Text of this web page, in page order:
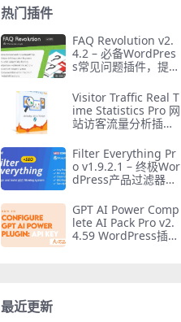
热门插件
FAQ Revolution v2.
4.2 – 必备WordPres
s常见问题插件，提升
Visitor Traffic Real T
ime Statistics Pro 网
站访客流量分析插件
Filter Everything Pr
o v1.9.2.1 – 终极Wor
dPress产品过滤器插
GPT AI Power Comp
lete AI Pack Pro v2.
4.59 WordPress插
最近更新